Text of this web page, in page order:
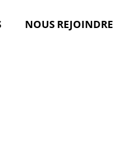
NOUS REJOINDRE